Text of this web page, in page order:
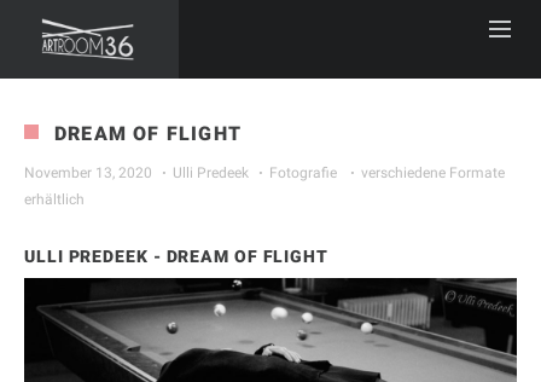
DREAM OF FLIGHT
November 13, 2020 Ulli Predeek Fotografie
verschiedene Formate
erhältlich
ULLI PREDEEK - DREAM OF FLIGHT